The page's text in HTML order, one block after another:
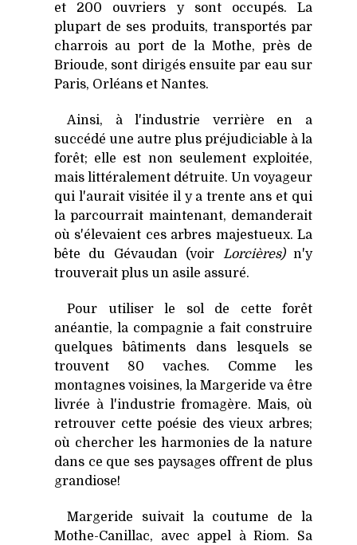
et 200 ouvriers y sont occupés. La
plupart de ses produits, transportés par
charrois au port de la Mothe, près de
Brioude, sont dirigés ensuite par eau sur
Paris, Orléans et Nantes.
Ainsi, à l'industrie verrière en a
succédé une autre plus préjudiciable à la
forêt; elle est non seulement exploitée,
mais littéralement détruite. Un voyageur
qui l'aurait visitée il y a trente ans et qui
la parcourrait maintenant, demanderait
où s'élevaient ces arbres majestueux. La
bête du Gévaudan (voir Lorcières)n'y
trouverait plus un asile assuré.
Pour utiliser le sol de cette forêt
anéantie, la compagnie a fait construire
quelques bâtiments dans lesquels se
trouvent 80 vaches. Comme les
montagnes voisines, la Margeride va être
livrée à l'industrie fromagère. Mais, où
retrouver cette poésie des vieux arbres;
où chercher les harmonies de la nature
dans ce que ses paysages offrent de plus
grandiose!
Margeride suivait la coutume de la
Mothe-Canillac, avec appel à Riom. Sa